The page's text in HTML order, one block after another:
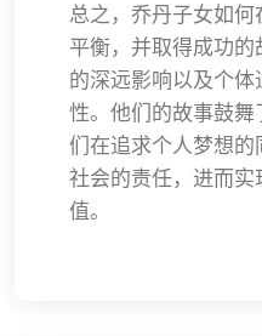
总之，乔丹子女如何
平衡，并取得成功
的深远影响以及个
性。他们的故事鼓
们在追求个人梦想
社会的责任，进而
值。